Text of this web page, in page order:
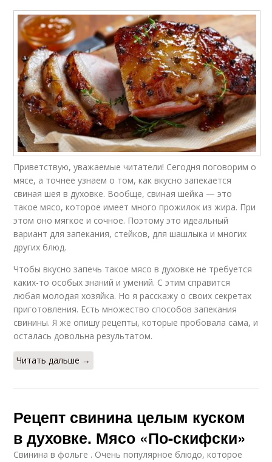
Приветствую, уважаемые читатели! Сегодня поговорим о
мясе, а точнее узнаем о том, как вкусно запекается
свиная шея в духовке. Вообще, свиная шейка — это
такое мясо, которое имеет много прожилок из жира. При
этом оно мягкое и сочное. Поэтому это идеальный
вариант для запекания, стейков, для шашлыка и многих
других блюд.
Чтобы вкусно запечь такое мясо в духовке не требуется
каких-то особых знаний и умений. С этим справится
любая молодая хозяйка. Но я расскажу о своих секретах
приготовления. Есть множество способов запекания
свинины. Я же опишу рецепты, которые пробовала сама, и
осталась довольна результатом.
Читать дальше →
Рецепт свинина целым куском
в духовке. Мясо «По-скифски»
Свинина в фольге . Очень популярное блюдо, которое